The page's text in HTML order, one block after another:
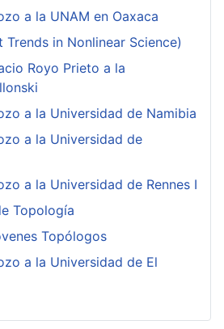
a la UNAM en Oaxaca
Trends in Nonlinear Science)
Royo Prieto a la
a la Universidad de Namibia
a la Universidad de
a la Universidad de Rennes I
Topología
Topólogos
a la Universidad de El